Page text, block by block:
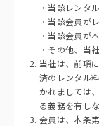
・当該レンタ
・当該会員が
・当該会員が
・その他、当
当社は、前項
済のレンタル
かれましては
る義務を有し
会員は、本条